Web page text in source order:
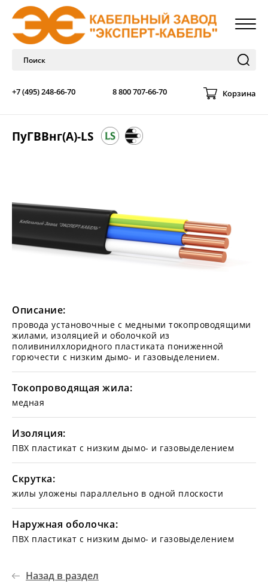
+7 (495) 248-66-70 8 800 707-66-70 Корзина
ПуГВВнг(А)-LS
Описание:
провода установочные с медными токопроводящими
жилами, изоляцией и оболочкой из
поливинилхлоридного пластиката пониженной
горючести с низким дымо- и газовыделением.
Токопроводящая жила:
медная
Изоляция:
ПВХ пластикат с низким дымо- и газовыделением
Скрутка:
жилы уложены параллельно в одной плоскости
Наружная оболочка:
ПВХ пластикат с низким дымо- и газовыделением
Назад в раздел